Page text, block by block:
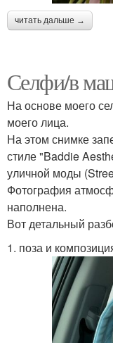
читать дальше →
Селфи/в
На основе моего
моего лица.
На этом снимке
стиле "Baddie
уличной моды
Фотография
наполнена.
Вот детальный
1. поза и